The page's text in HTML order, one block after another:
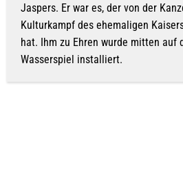
Jaspers. Er war es, der von der
Kulturkampf des ehemaligen
hat. Ihm zu Ehren wurde mitten auf
Wasserspiel installiert.